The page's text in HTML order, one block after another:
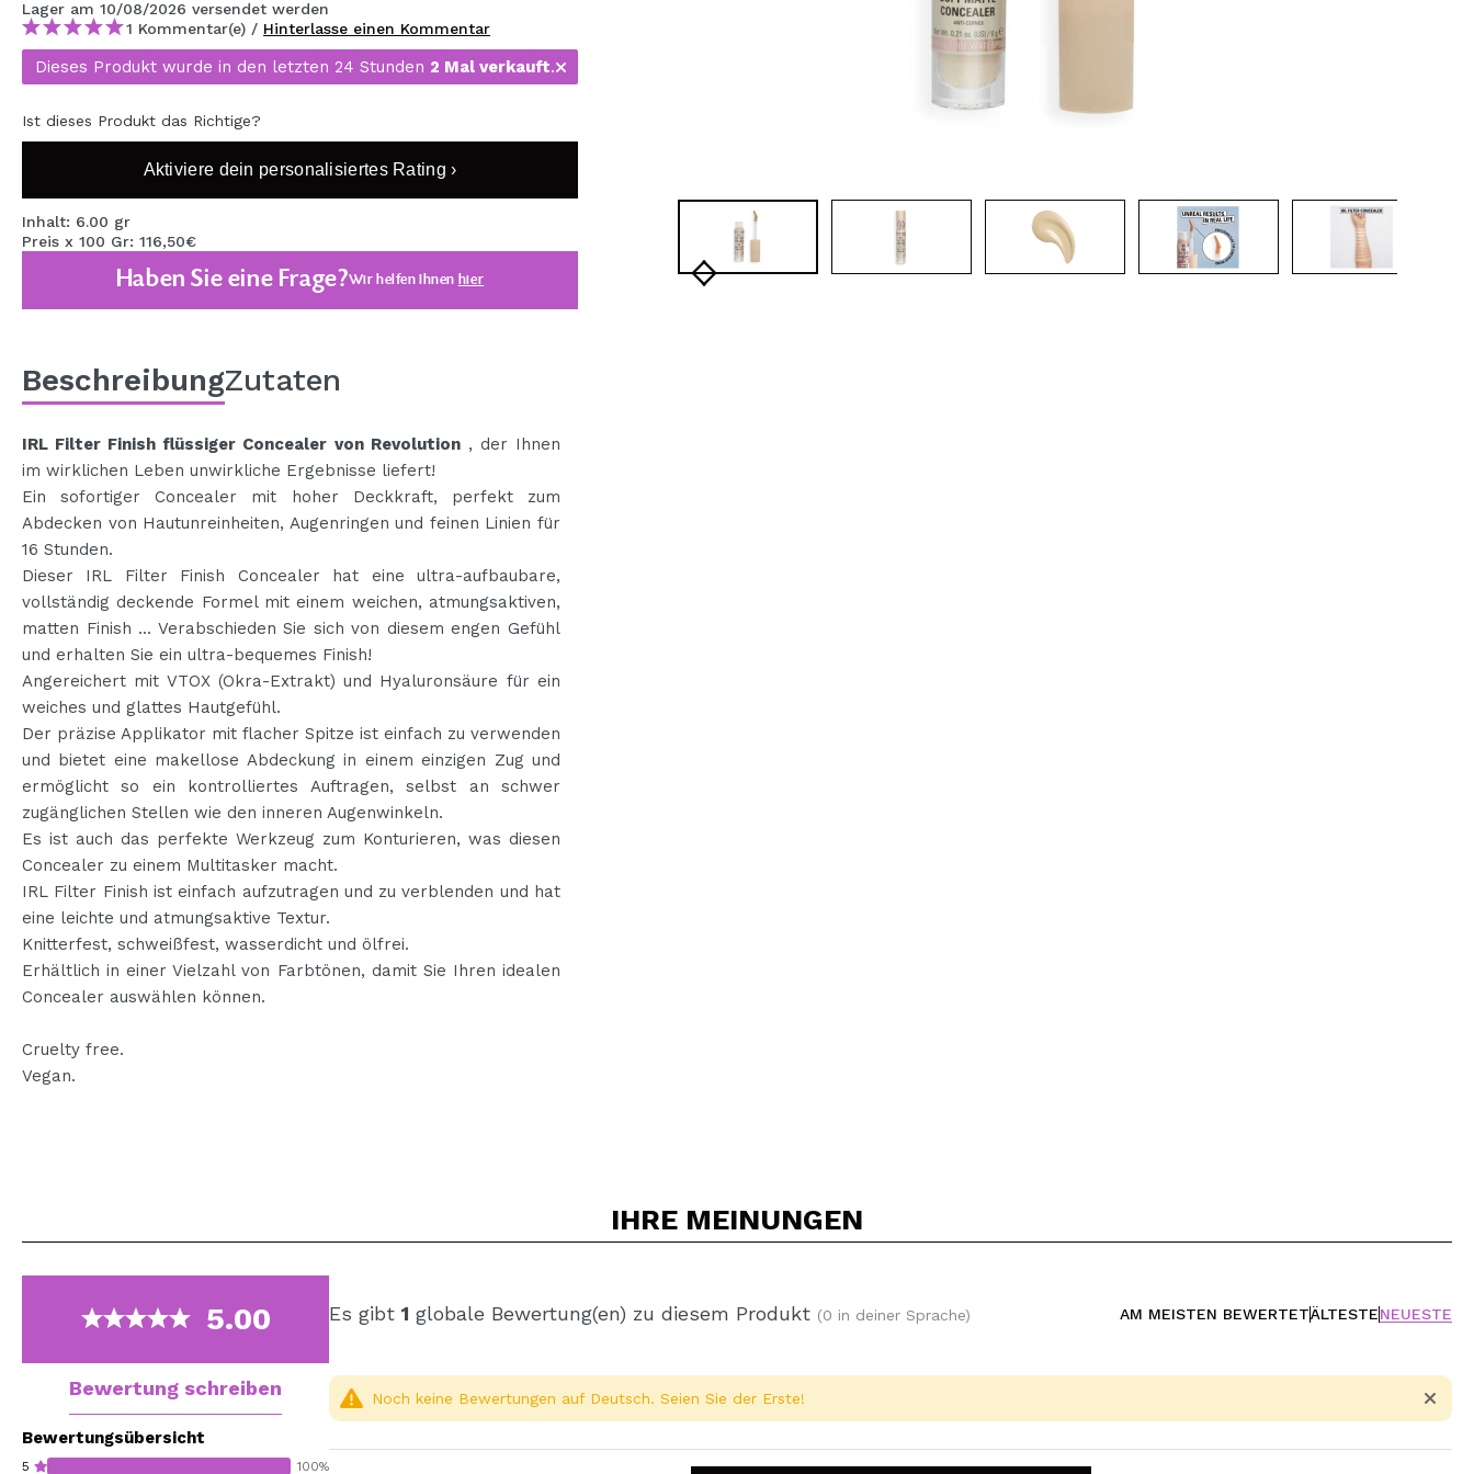
MAQUIFARMA
KOREA ZONE
TRAVEL SIZE
SPECIALS
OUTLET
SIE SIND ZURÜCKGEKEHRT!
BLOG
bisherigen Vorgänge einsehen.
BENUTZERKONTO ERSTELLEN
Lager am 10/08/2026 versendet werden
1 Kommentar(e) / Hinterlasse einen Kommentar
Dieses Produkt wurde in den letzten 24 Stunden 2 Mal verkauft.
Ist dieses Produkt das Richtige?
Aktiviere dein personalisiertes Rating ›
Inhalt: 6.00 gr
Preis x 100 Gr: 116,50€
Haben Sie eine Frage?Wir helfen Ihnen hier
BeschreibungZutaten
IRL Filter Finish flüssiger Concealer von Revolution, der Ihnen
im wirklichen Leben unwirkliche Ergebnisse liefert!
Ein sofortiger Concealer mit hoher Deckkraft, perfekt zum
Abdecken von Hautunreinheiten, Augenringen und feinen Linien für
16 Stunden.
Dieser IRL Filter Finish Concealer hat eine ultra-aufbaubare,
vollständig deckende Formel mit einem weichen, atmungsaktiven,
matten Finish ... Verabschieden Sie sich von diesem engen Gefühl
und erhalten Sie ein ultra-bequemes Finish!
Angereichert mit VTOX (Okra-Extrakt) und Hyaluronsäure für ein
weiches und glattes Hautgefühl.
Der präzise Applikator mit flacher Spitze ist einfach zu verwenden
und bietet eine makellose Abdeckung in einem einzigen Zug und
ermöglicht so ein kontrolliertes Auftragen, selbst an schwer
zugänglichen Stellen wie den inneren Augenwinkeln.
Es ist auch das perfekte Werkzeug zum Konturieren, was diesen
Concealer zu einem Multitasker macht.​
IRL Filter Finish ist einfach aufzutragen und zu verblenden und hat
eine leichte und atmungsaktive Textur.
Knitterfest, schweißfest, wasserdicht und ölfrei.
Erhältlich in einer Vielzahl von Farbtönen, damit Sie Ihren idealen
Concealer auswählen können.
Cruelty free.
Vegan.
IHRE MEINUNGEN
5.00
Bewertung schreiben
Bewertungsübersicht
5 100%
Es gibt 1 globale Bewertung(en) zu diesem Produkt (0 in deiner Sprache) AM MEISTEN BEWERTETÄLTESTENEUESTE
Noch keine Bewertungen auf Deutsch. Seien Sie der Erste!